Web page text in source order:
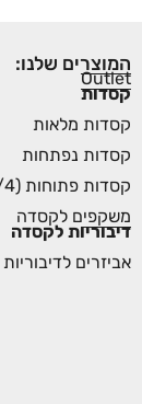
המוצרים שלנו:
Outlet
קסדות
קסדות מלאות
קסדות נפתחות
קסדות פתוחות (3/4)
משקפים לקסדה
דיבוריות לקסדה
אביזרים לדיבוריות